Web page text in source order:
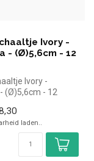
Ivory -
- (Ø)5,6cm - 12
Ivory -
(Ø)5,6cm - 12
laden..